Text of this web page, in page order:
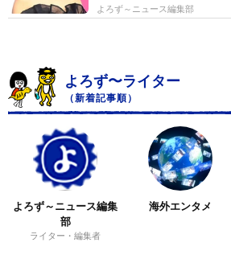
よろず～ニュース編集部
よろず〜ライター
（新着記事順）
よろず～ニュース編集
部
ライター・編集者
海外エンタメ